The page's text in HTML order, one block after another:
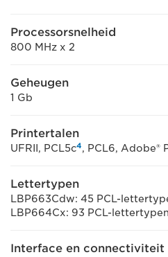
Processorsnelheid
800 MHz x 2
Geheugen
1 Gb
Printertalen
UFRII, PCL5c4, PCL6, Adobe®
Lettertypen
LBP663Cdw: 45 PCL-
LBP664Cx: 93 PCL-
Interface en connectiviteit